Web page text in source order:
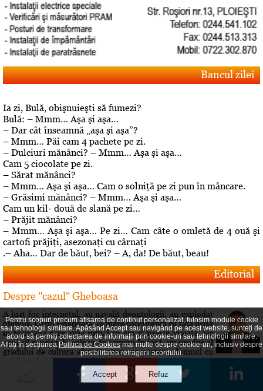
Bancul zilei
Ia zi, Bulă, obişnuieşti să fumezi?
Bulă: – Mmm… Aşa şi aşa…
– Dar cât înseamnă „aşa şi aşa”?
– Mmm… Păi cam 4 pachete pe zi.
– Dulciuri mănânci? – Mmm… Aşa şi aşa…
Cam 5 ciocolate pe zi.
– Sărat mănânci?
– Mmm… Aşa şi aşa… Cam o solniţă pe zi pun în mâncare.
– Grăsimi mănânci? – Mmm… Aşa şi aşa…
Cam un kil- două de slană pe zi…
– Prăjit mănânci?
– Mmm… Aşa şi aşa… Pe zi… Cam câte o omletă de 4 ouă şi
cartofi prăjiţi, asezonaţi cu cârnaţi
.– Aha… Dar de băut, bei? – A, da! De băut, beau!
Editorial
Despre "cazul" Gheboasa
A luat foc internetul, au navalit deontologii, au explodat
opiniile. Cazul Gheboasa, la mare concurenta cu fata ucisa
in Mangalia care avea initial 12 ani si fusese violata, iar
apoi 18 si ucisa de colega de camera In fapt, un produs al
gradului de cultura aferent unor concetateni, domnul cu
pricina a fost lasat sa evolueze intr-o siluire a...
Roberta vs Volo! Game, set: Roberta! Partida încă se
Pentru scopuri precum afișarea de conținut personalizat, folosim module cookie
sau tehnologii similare. Apăsând Accept sau navigând pe acest website, sunteți de
acord să permiți colectarea de informații prin cookie-uri sau tehnologii similare.
Aflați în secțiunea Politica de Cookiesmai multe despre cookie-uri, inclusiv despre
posibilitatea retragerii acordului.